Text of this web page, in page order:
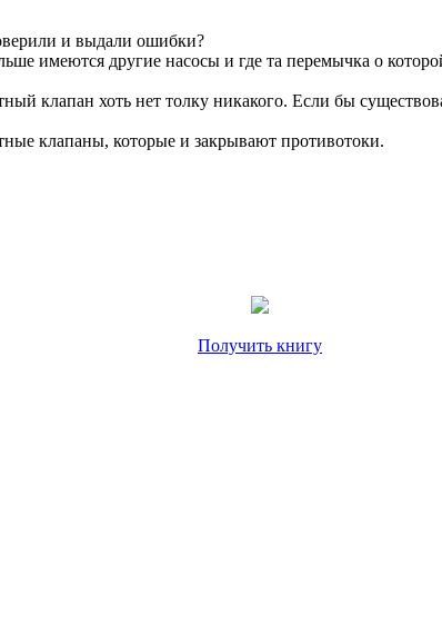
и выдали ошибки?
имеются другие насосы и где та перемычка о
клапан хоть нет толку никакого. Если бы
клапаны, которые и закрывают противотоки.
Получить книгу